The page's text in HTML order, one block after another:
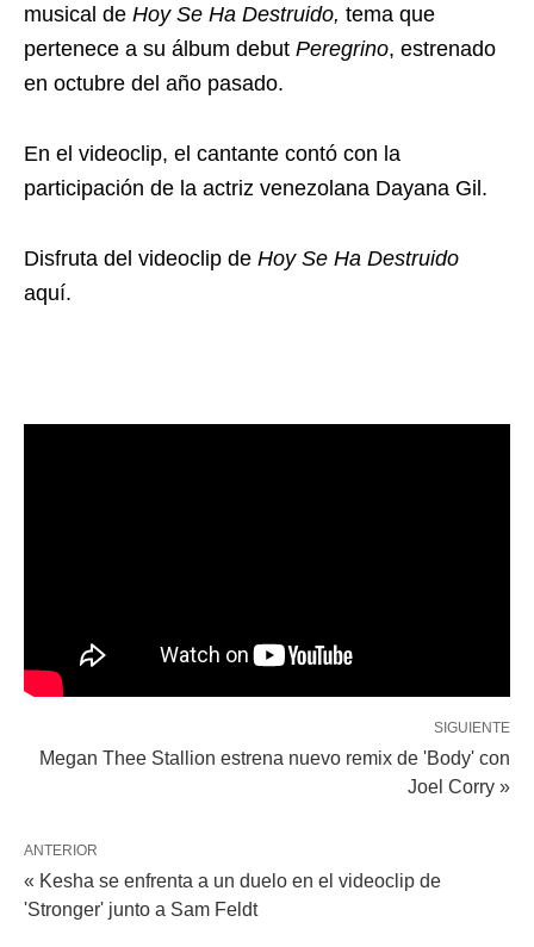
musical de Hoy Se Ha Destruido, tema que
pertenece a su álbum debut Peregrino, estrenado
en octubre del año pasado.
En el videoclip, el cantante contó con la
participación de la actriz venezolana Dayana Gil.
Disfruta del videoclip de Hoy Se Ha Destruido
aquí.
SIGUIENTE
Megan Thee Stallion estrena nuevo remix de 'Body' con
Joel Corry »
ANTERIOR
« Kesha se enfrenta a un duelo en el videoclip de
'Stronger' junto a Sam Feldt